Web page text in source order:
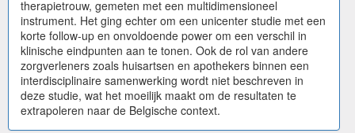
therapietrouw, gemeten met een multidimensioneel
instrument. Het ging echter om een unicenter studie met een
korte follow-up en onvoldoende power om een verschil in
klinische eindpunten aan te tonen. Ook de rol van andere
zorgverleners zoals huisartsen en apothekers binnen een
interdisciplinaire samenwerking wordt niet beschreven in
deze studie, wat het moeilijk maakt om de resultaten te
extrapoleren naar de Belgische context.